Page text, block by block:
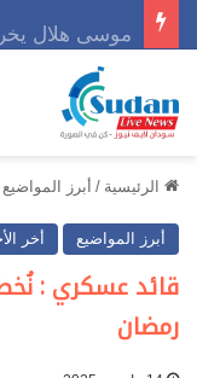
موسى هلال
الرئيسية / أبرز المواضيع
أبرز المواضيع أخر
قائد عسكري :
رمضان